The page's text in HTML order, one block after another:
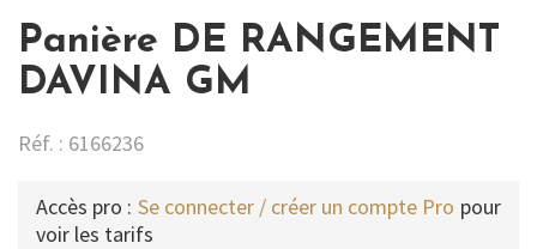
Panière DE RANGEMENT
DAVINA GM
Réf. : 6166236
Accès pro : Se connecter / créer un compte Pro pour
voir les tarifs